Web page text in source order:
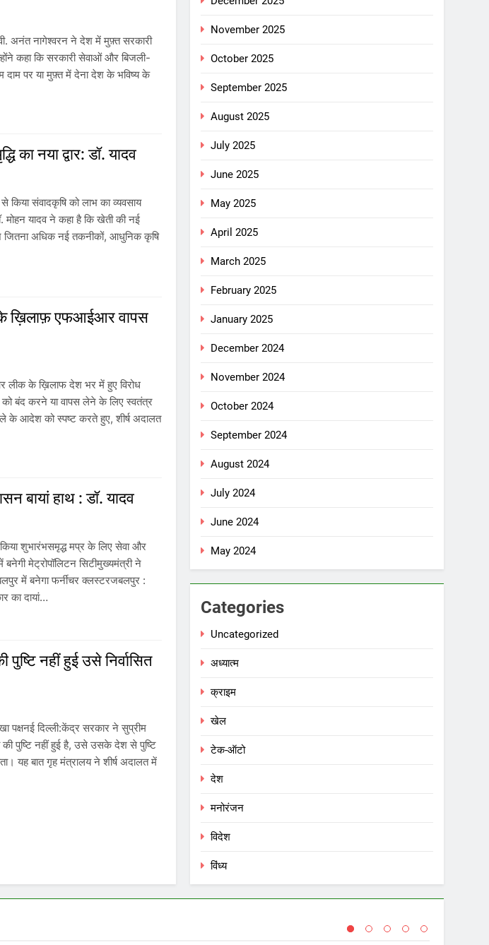
अनंत नागेश्वरन ने देश में मुफ़्त सरकारी
कहा कि सरकारी सेवाओं और बिजली-
दाम पर या मुफ़्त में देना देश के भविष्य के
का नया द्वार: डॉ. यादव
किया संवादकृषि को लाभ का व्यवसाय
मोहन यादव ने कहा है कि खेती की नई
जितना अधिक नई तकनीकों, आधुनिक कृषि
के ख़िलाफ़ एफआईआर वापस
लीक के ख़िलाफ देश भर में हुए विरोध
बंद करने या वापस लेने के लिए स्वतंत्र
के आदेश को स्पष्ट करते हुए, शीर्ष अदालत
बायां हाथ : डॉ. यादव
शुभारंभसमृद्ध मप्र के लिए सेवा और
मेट्रोपॉलिटन सिटीमुख्यमंत्री ने
में बनेगा फर्नीचर क्लस्टरजबलपुर :
का दायां…
पुष्टि नहीं हुई उसे निर्वासित
पक्षनई दिल्ली:केंद्र सरकार ने सुप्रीम
की पुष्टि नहीं हुई है, उसे उसके देश से पुष्टि
यह बात गृह मंत्रालय ने शीर्ष अदालत में
November 2025
October 2025
September 2025
August 2025
July 2025
June 2025
May 2025
April 2025
March 2025
February 2025
January 2025
December 2024
November 2024
October 2024
September 2024
August 2024
July 2024
June 2024
May 2024
Categories
Uncategorized
अध्यात्म
क्राइम
खेल
टेक-ऑटो
देश
मनोरंजन
विदेश
विंध्य